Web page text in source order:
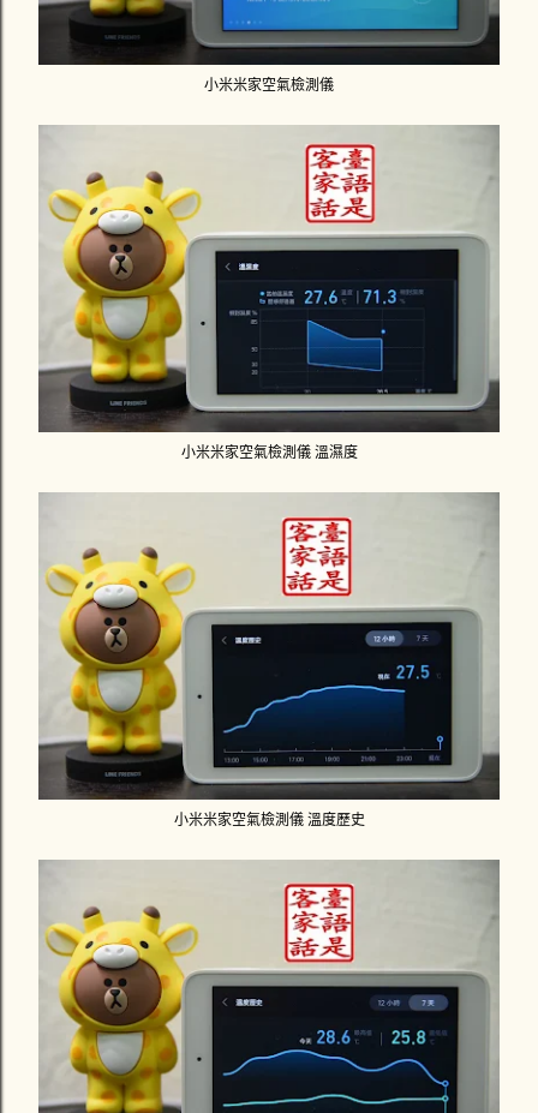
小米米家空氣檢測儀
小米米家空氣檢測儀 溫濕度
小米米家空氣檢測儀 溫度歷史